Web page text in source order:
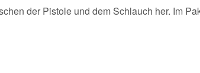
der Pistole und dem Schlauch her. Im